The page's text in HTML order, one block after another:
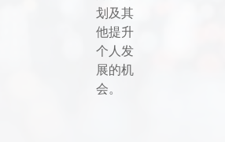
划及其
他提升
个人发
展的机
会。